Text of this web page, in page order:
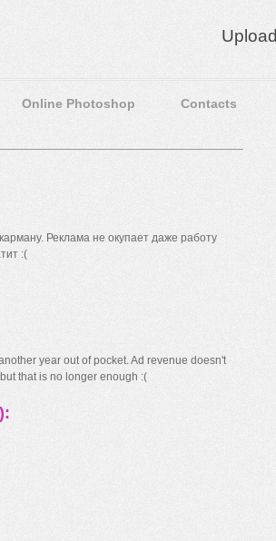
Upload
Online Photoshop Contacts
Реклама не окупает даже работу
:(
year out of pocket. Ad revenue doesn't
that is no longer enough :(